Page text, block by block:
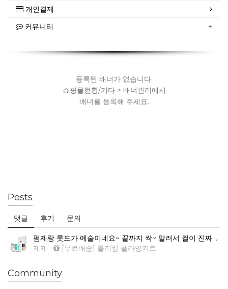
개인결제
커뮤니티
등록된 배너가 없습니다.
쇼핑몰현황/기타 > 배너관리에서
배너를 등록해 주세요.
Posts
댓글 후기 문의
펌제랑 롯드가 예술이네요~ 끝까지 싹~ 말려서 컬이 진짜 예뻐요.
제제
[무료배송] 롤리킹 플라잉키트
Community